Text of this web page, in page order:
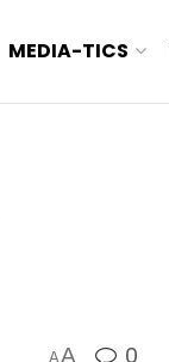
MEDIA-TICS
AA 0